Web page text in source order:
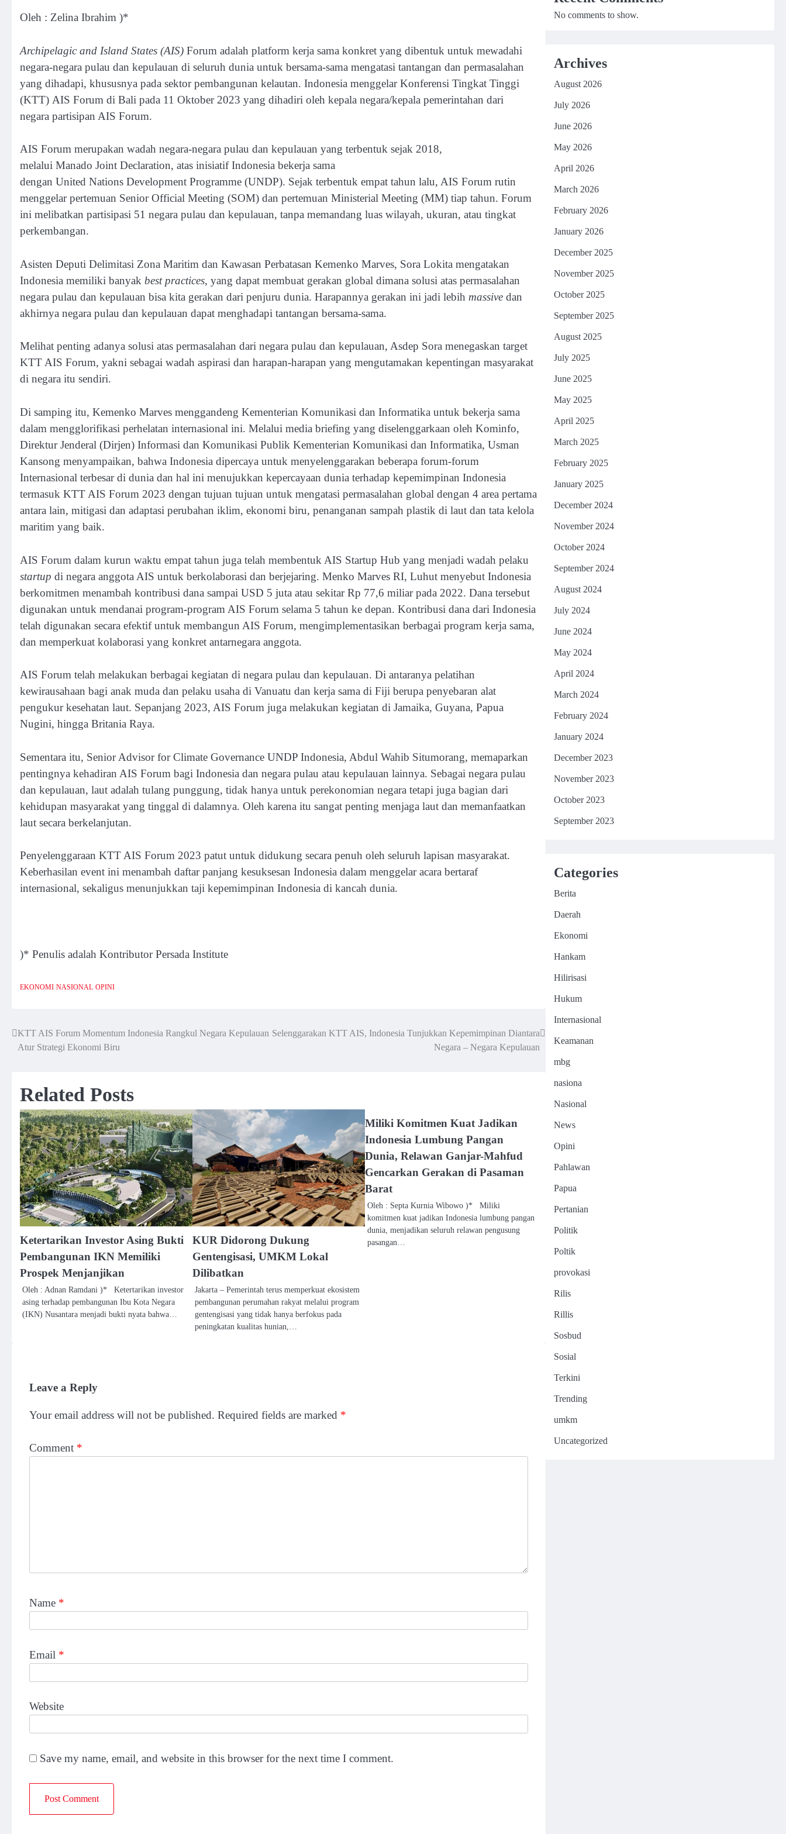
Oleh : Zelina Ibrahim )*
Archipelagic and Island States (AIS) Forum adalah platform kerja sama konkret yang dibentuk untuk mewadahi
negara-negara pulau dan kepulauan di seluruh dunia untuk bersama-sama mengatasi tantangan dan permasalahan
yang dihadapi, khususnya pada sektor pembangunan kelautan. Indonesia menggelar Konferensi Tingkat Tinggi
(KTT) AIS Forum di Bali pada 11 Oktober 2023 yang dihadiri oleh kepala negara/kepala pemerintahan dari
negara partisipan AIS Forum.
AIS Forum merupakan wadah negara-negara pulau dan kepulauan yang terbentuk sejak 2018,
melalui Manado Joint Declaration, atas inisiatif Indonesia bekerja sama
dengan United Nations Development Programme (UNDP). Sejak terbentuk empat tahun lalu, AIS Forum rutin
menggelar pertemuan Senior Official Meeting (SOM) dan pertemuan Ministerial Meeting (MM) tiap tahun. Forum
ini melibatkan partisipasi 51 negara pulau dan kepulauan, tanpa memandang luas wilayah, ukuran, atau tingkat
perkembangan.
Asisten Deputi Delimitasi Zona Maritim dan Kawasan Perbatasan Kemenko Marves, Sora Lokita mengatakan
Indonesia memiliki banyak best practices, yang dapat membuat gerakan global dimana solusi atas permasalahan
negara pulau dan kepulauan bisa kita gerakan dari penjuru dunia. Harapannya gerakan ini jadi lebih massive dan
akhirnya negara pulau dan kepulauan dapat menghadapi tantangan bersama-sama.
Melihat penting adanya solusi atas permasalahan dari negara pulau dan kepulauan, Asdep Sora menegaskan target
KTT AIS Forum, yakni sebagai wadah aspirasi dan harapan-harapan yang mengutamakan kepentingan masyarakat
di negara itu sendiri.
Di samping itu, Kemenko Marves menggandeng Kementerian Komunikasi dan Informatika untuk bekerja sama
dalam mengglorifikasi perhelatan internasional ini. Melalui media briefing yang diselenggarkaan oleh Kominfo,
Direktur Jenderal (Dirjen) Informasi dan Komunikasi Publik Kementerian Komunikasi dan Informatika, Usman
Kansong menyampaikan, bahwa Indonesia dipercaya untuk menyelenggarakan beberapa forum-forum
Internasional terbesar di dunia dan hal ini menujukkan kepercayaan dunia terhadap kepemimpinan Indonesia
termasuk KTT AIS Forum 2023 dengan tujuan tujuan untuk mengatasi permasalahan global dengan 4 area pertama
antara lain, mitigasi dan adaptasi perubahan iklim, ekonomi biru, penanganan sampah plastik di laut dan tata kelola
maritim yang baik.
AIS Forum dalam kurun waktu empat tahun juga telah membentuk AIS Startup Hub yang menjadi wadah pelaku
startup di negara anggota AIS untuk berkolaborasi dan berjejaring. Menko Marves RI, Luhut menyebut Indonesia
berkomitmen menambah kontribusi dana sampai USD 5 juta atau sekitar Rp 77,6 miliar pada 2022. Dana tersebut
digunakan untuk mendanai program-program AIS Forum selama 5 tahun ke depan. Kontribusi dana dari Indonesia
telah digunakan secara efektif untuk membangun AIS Forum, mengimplementasikan berbagai program kerja sama,
dan memperkuat kolaborasi yang konkret antarnegara anggota.
AIS Forum telah melakukan berbagai kegiatan di negara pulau dan kepulauan. Di antaranya pelatihan
kewirausahaan bagi anak muda dan pelaku usaha di Vanuatu dan kerja sama di Fiji berupa penyebaran alat
pengukur kesehatan laut. Sepanjang 2023, AIS Forum juga melakukan kegiatan di Jamaika, Guyana, Papua
Nugini, hingga Britania Raya.
Sementara itu, Senior Advisor for Climate Governance UNDP Indonesia, Abdul Wahib Situmorang, memaparkan
pentingnya kehadiran AIS Forum bagi Indonesia dan negara pulau atau kepulauan lainnya. Sebagai negara pulau
dan kepulauan, laut adalah tulang punggung, tidak hanya untuk perekonomian negara tetapi juga bagian dari
kehidupan masyarakat yang tinggal di dalamnya. Oleh karena itu sangat penting menjaga laut dan memanfaatkan
laut secara berkelanjutan.
Penyelenggaraan KTT AIS Forum 2023 patut untuk didukung secara penuh oleh seluruh lapisan masyarakat.
Keberhasilan event ini menambah daftar panjang kesuksesan Indonesia dalam menggelar acara bertaraf
internasional, sekaligus menunjukkan taji kepemimpinan Indonesia di kancah dunia.
)* Penulis adalah Kontributor Persada Institute
EKONOMI NASIONAL OPINI
Post
navigation
KTT AIS Forum Momentum Indonesia Rangkul Negara Kepulauan
Atur Strategi Ekonomi Biru
Selenggarakan KTT AIS, Indonesia Tunjukkan Kepemimpinan Diantara
Negara – Negara Kepulauan
Related Posts
Ketertarikan Investor Asing Bukti
Pembangunan IKN Memiliki
Prospek Menjanjikan
Oleh : Adnan Ramdani )* Ketertarikan investor
asing terhadap pembangunan Ibu Kota Negara
(IKN) Nusantara menjadi bukti nyata bahwa…
KUR Didorong Dukung
Gentengisasi, UMKM Lokal
Dilibatkan
Jakarta – Pemerintah terus memperkuat ekosistem
pembangunan perumahan rakyat melalui program
gentengisasi yang tidak hanya berfokus pada
peningkatan kualitas hunian,…
Miliki Komitmen Kuat Jadikan
Indonesia Lumbung Pangan
Dunia, Relawan Ganjar-Mahfud
Gencarkan Gerakan di Pasaman
Barat
Oleh : Septa Kurnia Wibowo )* Miliki
komitmen kuat jadikan Indonesia lumbung pangan
dunia, menjadikan seluruh relawan pengusung
pasangan…
Leave a Reply
Your email address will not be published. Required fields are marked *
Comment *
Name *
Email *
Website
Save my name, email, and website in this browser for the next time I comment.
No comments to show.
Archives
August 2026
July 2026
June 2026
May 2026
April 2026
March 2026
February 2026
January 2026
December 2025
November 2025
October 2025
September 2025
August 2025
July 2025
June 2025
May 2025
April 2025
March 2025
February 2025
January 2025
December 2024
November 2024
October 2024
September 2024
August 2024
July 2024
June 2024
May 2024
April 2024
March 2024
February 2024
January 2024
December 2023
November 2023
October 2023
September 2023
Categories
Berita
Daerah
Ekonomi
Hankam
Hilirisasi
Hukum
Internasional
Keamanan
mbg
nasiona
Nasional
News
Opini
Pahlawan
Papua
Pertanian
Politik
Poltik
provokasi
Rilis
Rillis
Sosbud
Sosial
Terkini
Trending
umkm
Uncategorized